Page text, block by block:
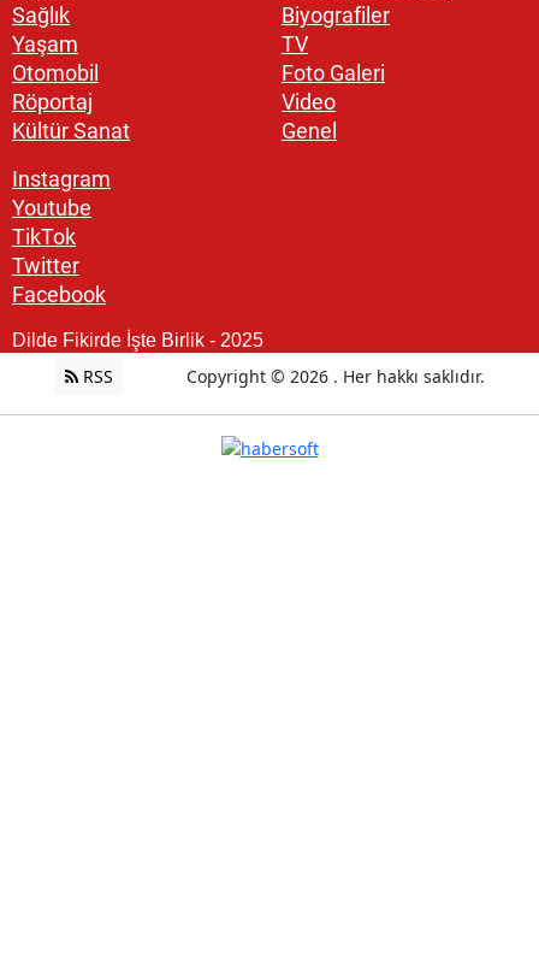
Sağlık
Yaşam
Otomobil
Röportaj
Kültür Sanat
Biyografiler
TV
Foto Galeri
Video
Genel
Instagram
Youtube
TikTok
Twitter
Facebook
Dilde Fikirde İşte Birlik - 2025
RSS Copyright © 2026 . Her hakkı saklıdır.